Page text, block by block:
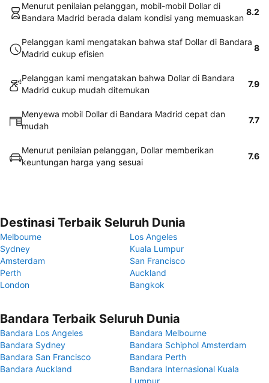
Menurut penilaian pelanggan, mobil-mobil Dollar di
Bandara Madrid berada dalam kondisi yang memuaskan
8.2
Pelanggan kami mengatakan bahwa staf Dollar di Bandara
Madrid cukup efisien
8
Pelanggan kami mengatakan bahwa Dollar di Bandara
Madrid cukup mudah ditemukan
7.9
Menyewa mobil Dollar di Bandara Madrid cepat dan
mudah
7.7
Menurut penilaian pelanggan, Dollar memberikan
keuntungan harga yang sesuai
7.6
Destinasi Terbaik Seluruh Dunia
Melbourne
Los Angeles
Sydney
Kuala Lumpur
Amsterdam
San Francisco
Perth
Auckland
London
Bangkok
Bandara Terbaik Seluruh Dunia
Bandara Los Angeles
Bandara Melbourne
Bandara Sydney
Bandara Schiphol Amsterdam
Bandara San Francisco
Bandara Perth
Bandara Auckland
Bandara Internasional Kuala
Lumpur